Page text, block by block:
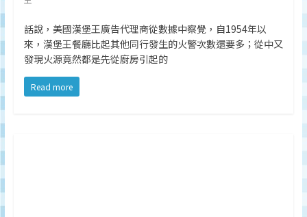
話說，美國漢堡王廣告代理商從數據中察覺，自1954年以
來，漢堡王餐廳比起其他同行發生的火警次數還要多；從中又
發現火源竟然都是先從廚房引起的
Read more